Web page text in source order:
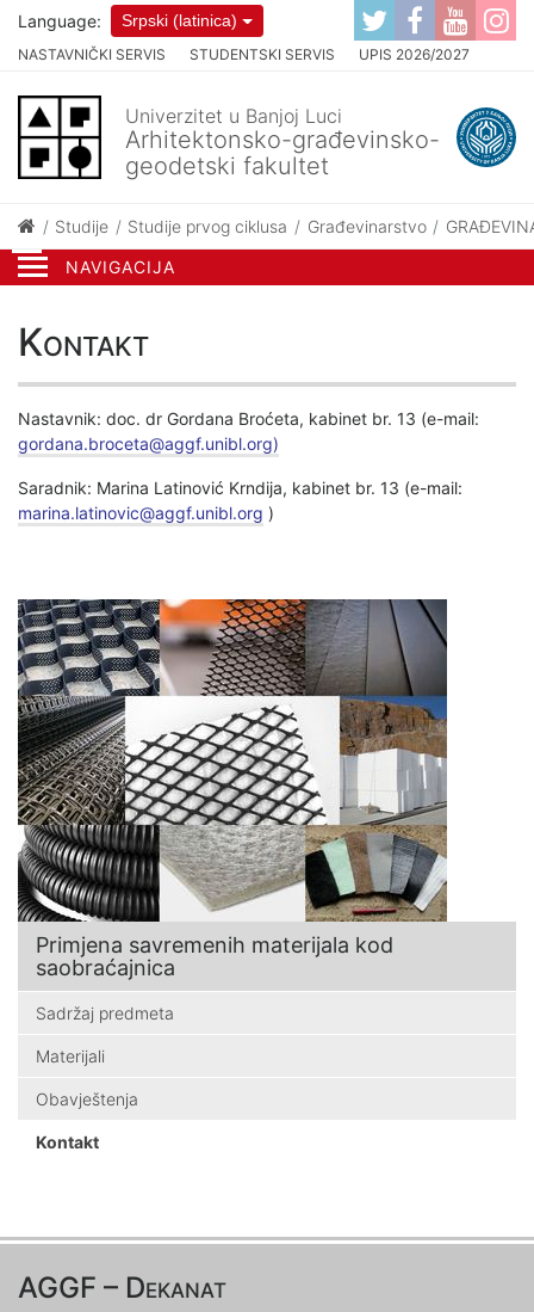
NAVIGACIJA
NASTAVNIČKI SERVIS STUDENTSKI SERVIS UPIS 2026/2027
Language: Srpski (latinica)
Univerzitet u Banjoj Luci
Arhitektonsko-građevinsko-
geodetski fakultet
Studije Studije prvog ciklusa Građevinarstvo
Primjena savremenih materijala kod
saobraćajnica
Sadržaj predmeta
Materijali
Obavještenja
Kontakt
Kontakt
Nastavnik: doc. dr Gordana Broćeta, kabinet br. 13 (e-mail:
gordana.broceta@aggf.unibl.org)
Saradnik: Marina Latinović Krndija, kabinet br. 13 (e-mail:
marina.latinovic@aggf.unibl.org )
AGGF – Dekanat